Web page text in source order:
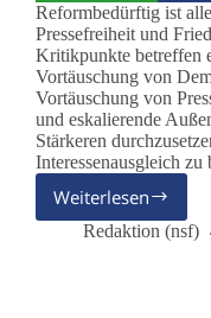
Reformbedürftig ist
Pressefreiheit und
Kritikpunkte betreffen
Vortäuschung von
Vortäuschung von
und eskalierende
Stärkeren
Interessenausgleich zu
Weiterlesen
Die
Lösung
Redaktion (nsf)